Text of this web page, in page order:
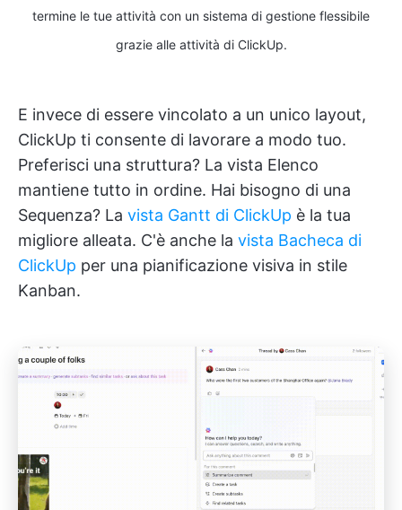
termine le tue attività con un sistema di gestione flessibile
grazie alle attività di ClickUp.
E invece di essere vincolato a un unico layout,
ClickUp ti consente di lavorare a modo tuo.
Preferisci una struttura? La vista Elenco
mantiene tutto in ordine. Hai bisogno di una
Sequenza? La vista Gantt di ClickUp è la tua
migliore alleata. C'è anche la vista Bacheca di
ClickUp per una pianificazione visiva in stile
Kanban.